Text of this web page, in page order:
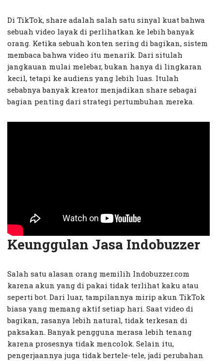
Di TikTok, share adalah salah satu sinyal kuat bahwa
sebuah video layak di perlihatkan ke lebih banyak
orang. Ketika sebuah konten sering di bagikan, sistem
membaca bahwa video itu menarik. Dari situlah
jangkauan mulai melebar, bukan hanya di lingkaran
kecil, tetapi ke audiens yang lebih luas. Itulah
sebabnya banyak kreator menjadikan share sebagai
bagian penting dari strategi pertumbuhan mereka.
Keunggulan Jasa Indobuzzer
Salah satu alasan orang memilih Indobuzzer.com
karena akun yang di pakai tidak terlihat kaku atau
seperti bot. Dari luar, tampilannya mirip akun TikTok
biasa yang memang aktif setiap hari. Saat video di
bagikan, rasanya lebih natural, tidak terkesan di
paksakan. Banyak pengguna merasa lebih tenang
karena prosesnya tidak mencolok. Selain itu,
pengerjaannya juga tidak bertele-tele, jadi perubahan